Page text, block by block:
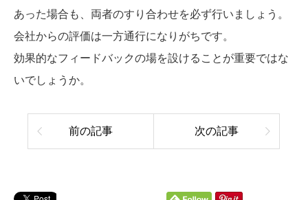
あった場合も、両者のすり合わせを必ず行いましょう。
会社からの評価は一方通行になりがちです。
効果的なフィードバックの場を設けることが重要ではな
いでしょうか。
前の記事 次の記事